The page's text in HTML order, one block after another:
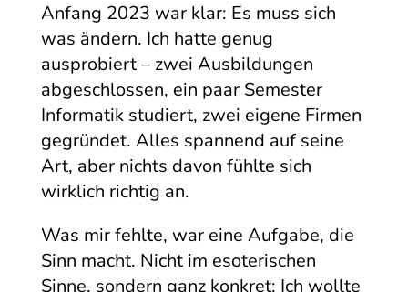
Anfang 2023 war klar: Es muss sich
was ändern. Ich hatte genug
ausprobiert – zwei Ausbildungen
abgeschlossen, ein paar Semester
Informatik studiert, zwei eigene Firmen
gegründet. Alles spannend auf seine
Art, aber nichts davon fühlte sich
wirklich richtig an.
Was mir fehlte, war eine Aufgabe, die
Sinn macht. Nicht im esoterischen
Sinne, sondern ganz konkret: Ich wollte